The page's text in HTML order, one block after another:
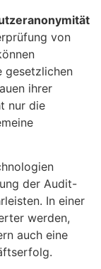
von
gesetzlichen
ihrer
nur die
der Audit-
In einer
werden,
auch eine